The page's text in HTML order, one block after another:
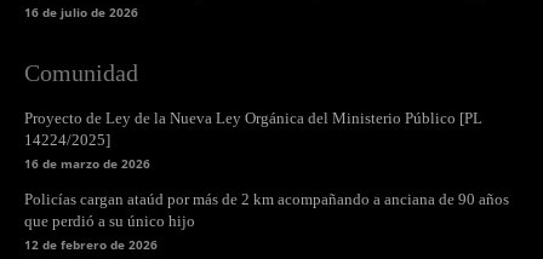
16 de julio de 2026
Comunidad
Proyecto de Ley de la Nueva Ley Orgánica del Ministerio Público [PL
14224/2025]
16 de marzo de 2026
Policías cargan ataúd por más de 2 km acompañando a anciana de 90 años
que perdió a su único hijo
12 de febrero de 2026